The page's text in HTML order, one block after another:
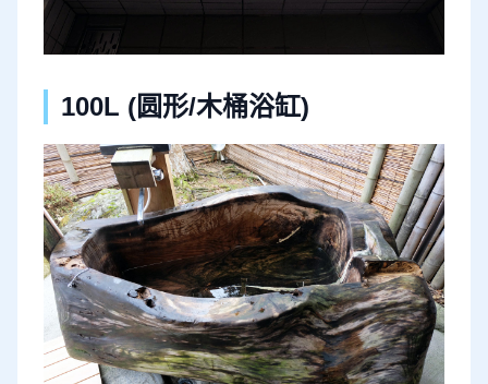
100L (圆形/木桶浴缸)